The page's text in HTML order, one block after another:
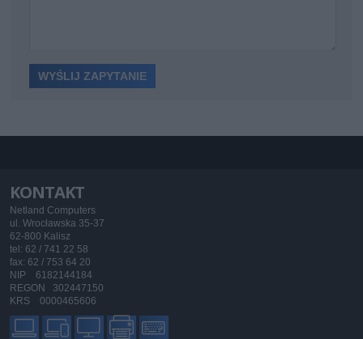
KONTAKT
Netland Computers
ul. Wrocławska 35-37
62-800 Kalisz
tel: 62 / 741 22 58
fax: 62 / 753 64 20
NIP 6182144184
REGON 302447150
KRS 0000465606